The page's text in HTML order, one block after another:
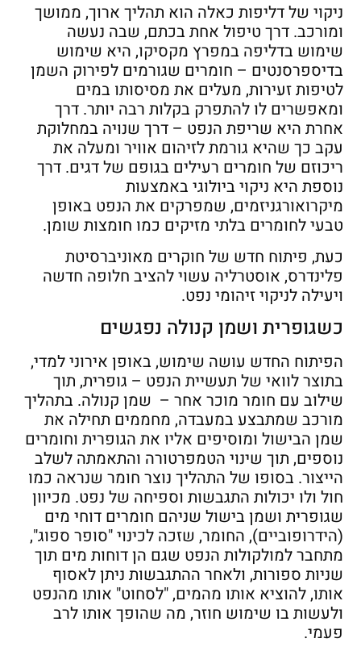
ניקוי של דליפות כאלה הוא תהליך ארוך, ממושך
ומורכב. דרך טיפול אחת בכתם, שבה נעשה
שימוש בדליפה במפרץ מקסיקו, היא שימוש
בדיספרסנטים – חומרים שגורמים לפירוק השמן
לטיפות זעירות, מעלים את מסיסותו במים
ומאפשרים לו להתפרק בקלות רבה יותר. דרך
אחרת היא שריפת הנפט – דרך שנויה במחלוקת
עקב כך שהיא גורמת לזיהום אוויר ומעלה את
ריכוזם של חומרים רעילים בגופם של דגים. דרך
נוספת היא ניקוי ביולוגי באמצעות
מיקרואורגניזמים, שמפרקים את הנפט באופן
טבעי לחומרים בלתי מזיקים כמו חומצות שומן.
כעת, פיתוח חדש של חוקרים מאוניברסיטת
פלינדרס, אוסטרליה עשוי להציב חלופה חדשה
ויעילה לניקוי זיהומי נפט.
כשגופרית ושמן קנולה נפגשים
הפיתוח החדש עושה שימוש, באופן אירוני למדי,
בתוצר לוואי של תעשיית הנפט – גופרית, תוך
שילוב עם חומר מוכר אחר – שמן קנולה. בתהליך
מורכב שמתבצע במעבדה, מחממים תחילה את
שמן הבישול ומוסיפים אליו את הגופרית וחומרים
נוספים, תוך שינוי הטמפרטורה והתאמתה לשלב
הייצור. בסופו של התהליך נוצר חומר שנראה כמו
חול ולו יכולות התגבשות וספיחה של נפט. מכיוון
שגופרית ושמן בישול שניהם חומרים דוחי מים
(הידרופוביים), החומר, שזכה לכינוי "סופר ספוג",
מתחבר למולקולות הנפט שגם הן דוחות מים תוך
שניות ספורות, ולאחר ההתגבשות ניתן לאסוף
אותו, להוציא אותו מהמים, "לסחוט" אותו מהנפט
ולעשות בו שימוש חוזר, מה שהופך אותו לרב
פעמי.